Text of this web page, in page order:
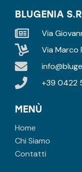
BLUGENIA
Via
Via Marco
+39 0422
MENÙ
Home
Chi Siamo
Contatti